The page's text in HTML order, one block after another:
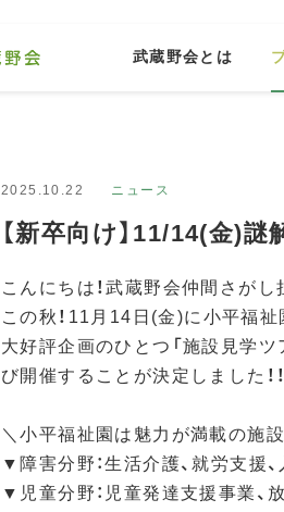
武蔵野会とは
2025.10.22 ニュース
【新卒向け】11/14(金)
こんにちは！武蔵野会仲間さがし
この秋！11月14日(金)に小平福祉
大好評企画のひとつ「施設見学ツ
び開催することが決定しました！！
＼小平福祉園は魅力が満載の施
▼障害分野：生活介護、就労支援
▼児童分野：児童発達支援事業、